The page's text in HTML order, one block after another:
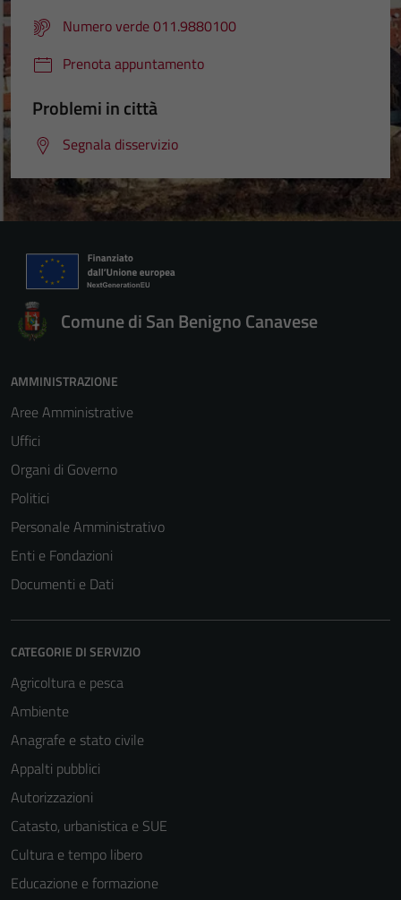
Numero verde 011.9880100
Prenota appuntamento
Problemi in città
Segnala disservizio
Comune di San Benigno Canavese
AMMINISTRAZIONE
Aree Amministrative
Uffici
Organi di Governo
Politici
Personale Amministrativo
Enti e Fondazioni
Documenti e Dati
CATEGORIE DI SERVIZIO
Agricoltura e pesca
Ambiente
Anagrafe e stato civile
Appalti pubblici
Autorizzazioni
Catasto, urbanistica e SUE
Cultura e tempo libero
Educazione e formazione